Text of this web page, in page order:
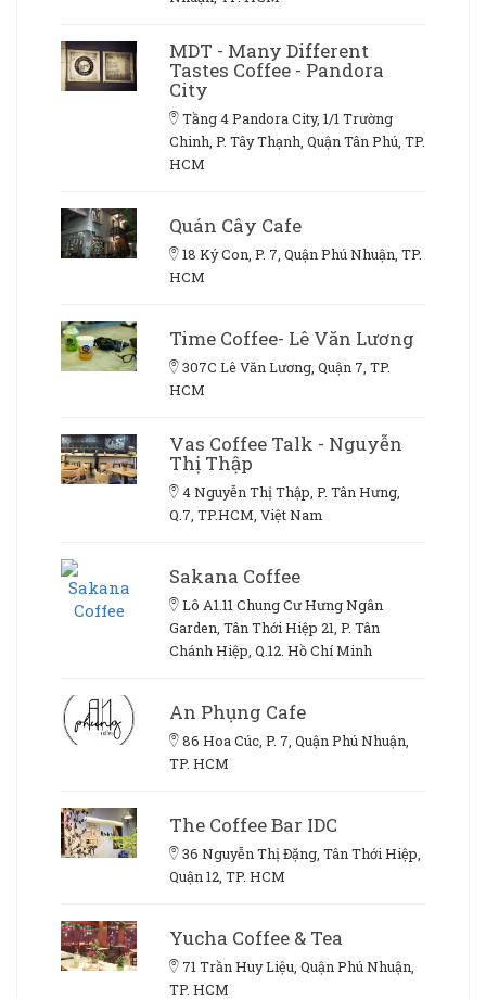
MDT - Many Different
Tastes Coffee - Pandora
City
Tầng 4 Pandora City, 1/1 Trường
Chinh, P. Tây Thạnh, Quận Tân Phú, TP.
HCM
Quán Cây Cafe
18 Ký Con, P. 7, Quận Phú Nhuận, TP.
HCM
Time Coffee- Lê Văn Lương
307C Lê Văn Lương, Quận 7, TP.
HCM
Vas Coffee Talk - Nguyễn
Thị Thập
4 Nguyễn Thị Thập, P. Tân Hưng,
Q.7, TP.HCM, Việt Nam
Sakana Coffee
Lô A1.11 Chung Cư Hưng Ngân
Garden, Tân Thới Hiệp 21, P. Tân
Chánh Hiệp, Q.12. Hồ Chí Minh
An Phụng Cafe
86 Hoa Cúc, P. 7, Quận Phú Nhuận,
TP. HCM
The Coffee Bar IDC
36 Nguyễn Thị Đặng, Tân Thới Hiệp,
Quận 12, TP. HCM
Yucha Coffee & Tea
71 Trần Huy Liệu, Quận Phú Nhuận,
TP. HCM